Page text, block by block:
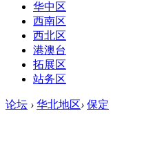
华中区
西南区
西北区
港澳台
拓展区
站务区
论坛 › 华北地区› 保定